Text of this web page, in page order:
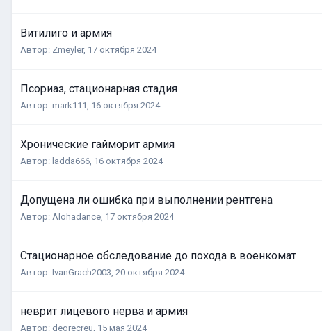
Витилиго и армия
Автор: Zmeyler, 17 октября 2024
Псориаз, стационарная стадия
Автор: mark111, 16 октября 2024
Хронические гайморит армия
Автор: ladda666, 16 октября 2024
Допущена ли ошибка при выполнении рентгена
Автор: Alohadance, 17 октября 2024
Стационарное обследование до похода в военкомат
Автор: IvanGrach2003, 20 октября 2024
неврит лицевого нерва и армия
Автор: degrecreu, 15 мая 2024